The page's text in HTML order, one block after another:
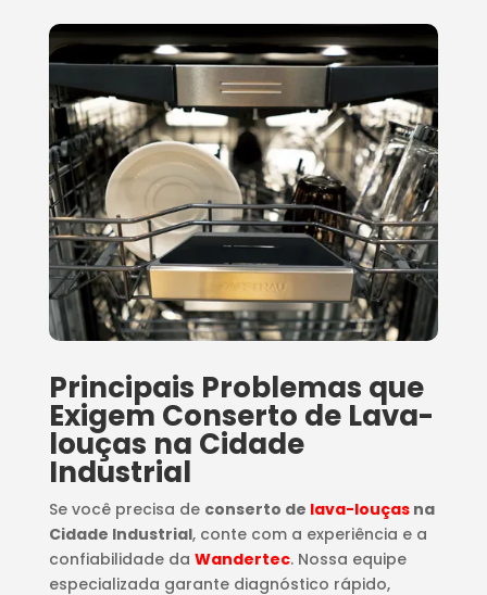
Principais Problemas que
Exigem Conserto de Lava-
louças na Cidade
Industrial
Se você precisa de conserto de lava-louçasna
Cidade Industrial, conte com a experiência e a
confiabilidade da Wandertec. Nossa equipe
especializada garante diagnóstico rápido,